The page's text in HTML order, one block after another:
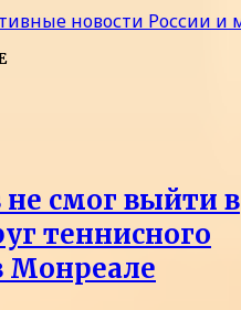
смог выйти в
теннисного
Монреале